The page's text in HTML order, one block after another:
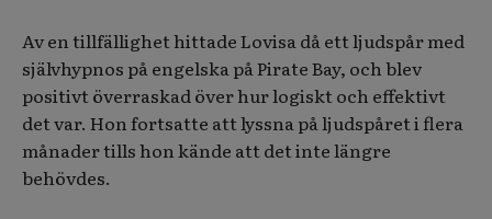
Av en tillfällighet hittade Lovisa då ett ljudspår med
självhypnos på engelska på Pirate Bay, och blev
positivt överraskad över hur logiskt och effektivt
det var. Hon fortsatte att lyssna på ljudspåret i flera
månader tills hon kände att det inte längre
behövdes.